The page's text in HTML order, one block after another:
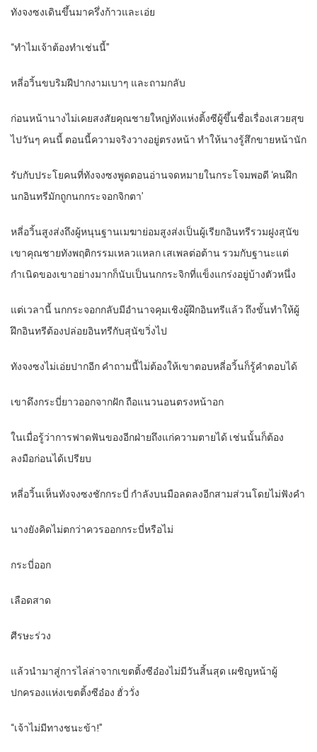
ทังจงซงเดินขึ้นมาครึ่งก้าวและเอ่ย
“ทำไมเจ้าต้องทำเช่นนี้”
หลี่อวิ้นขบริมฝีปากงามเบาๆ และถามกลับ
ก่อนหน้านางไม่เคยสงสัยคุณชายใหญ่ทังแห่งติ้งซีผู้ขึ้นชื่อเรื่องเสวยสุข
ไปวันๆ คนนี้ ตอนนี้ความจริงวางอยู่ตรงหน้า ทำให้นางรู้สึกขายหน้านัก
รับกับประโยคนที่ทังจงซงพูดตอนอ่านจดหมายในกระโจมพอดี ‘คนฝึก
นกอินทรีมักถูกนกกระจอกจิกตา’
หลี่อวิ้นสูงส่งถึงผู้หนุนฐานเมฆาย่อมสูงส่งเป็นผู้เรียกอินทรีรวมฝูงสุนัข
เขาคุณชายทังพฤติกรรมเหลวแหลก เสเพลต่อต้าน รวมกับฐานะแต่
กำเนิดของเขาอย่างมากก็นับเป็นนกกระจิกที่แข็งแกร่งอยู่บ้างตัวหนึ่ง
แต่เวลานี้ นกกระจอกกลับมีอำนาจคุมเชิงผู้ฝึกอินทรีแล้ว ถึงขั้นทำให้ผู้
ฝึกอินทรีต้องปล่อยอินทรีกับสุนัขวิ่งไป
ทังจงซงไม่เอ่ยปากอีก คำถามนี้ไม่ต้องให้เขาตอบหลี่อวิ้นก็รู้คำตอบได้
เขาดึงกระบี่ยาวออกจากฝัก ถือแนวนอนตรงหน้าอก
ในเมื่อรู้ว่าการฟาดฟันของอีกฝ่ายถึงแก่ความตายได้ เช่นนั้นก็ต้อง
ลงมือก่อนได้เปรียบ
หลี่อวิ้นเห็นทังจงซงชักกระบี่ กำลังบนมือลดลงอีกสามส่วนโดยไม่ฟังคำ
นางยังคิดไม่ตกว่าควรออกกระบี่หรือไม่
กระบี่ออก
เลือดสาด
ศีรษะร่วง
แล้วนำมาสู่การไล่ล่าจากเขตติ้งซีอ๋องไม่มีวันสิ้นสุด เผชิญหน้าผู้
ปกครองแห่งเขตติ้งซีอ๋อง ฮั่ววั่ง
“เจ้าไม่มีทางชนะข้า!”